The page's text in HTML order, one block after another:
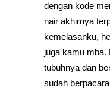
dengan kode
nair akhirnya
kemelasanku,
juga kamu mba.
tubuhnya dan
sudah